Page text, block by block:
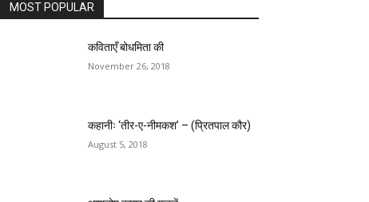
MOST POPULAR
कविताएँ बोधमिता की
November 26, 2018
कहानीः ‘तीर-ए-नीमकश’ – (प्रितपाल कौर)
August 5, 2018